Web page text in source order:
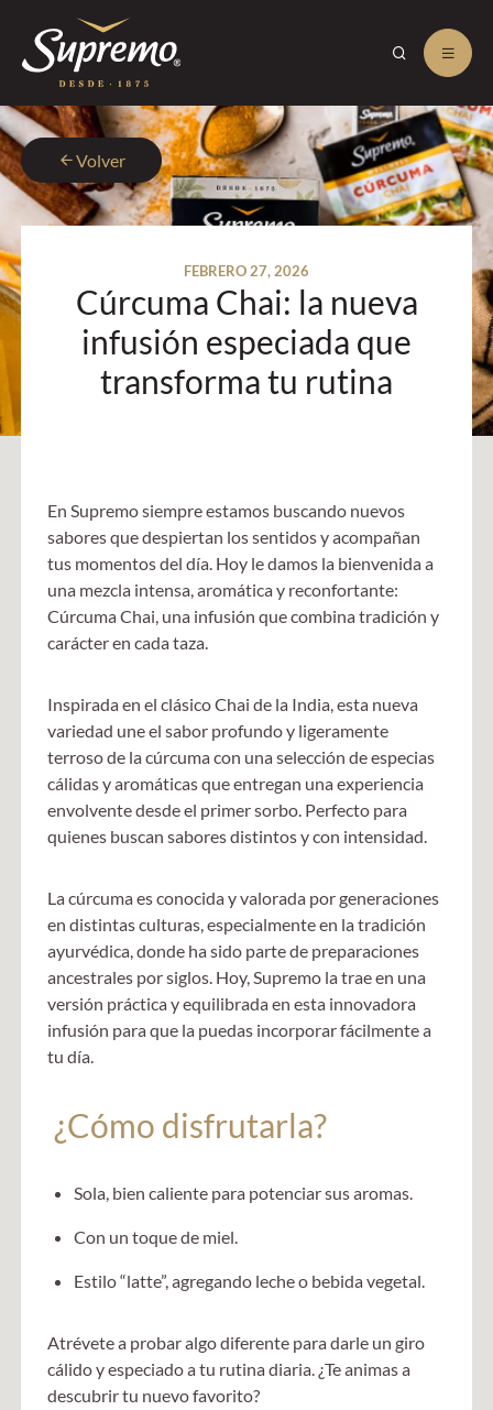
Volver
FEBRERO 27, 2026
Cúrcuma Chai: la nueva
infusión especiada que
transforma tu rutina
En Supremo siempre estamos buscando nuevos
sabores que despiertan los sentidos y acompañan
tus momentos del día. Hoy le damos la bienvenida a
una mezcla intensa, aromática y reconfortante:
Cúrcuma Chai, una infusión que combina tradición y
carácter en cada taza.
Inspirada en el clásico Chai de la India, esta nueva
variedad une el sabor profundo y ligeramente
terroso de la cúrcuma con una selección de especias
cálidas y aromáticas que entregan una experiencia
envolvente desde el primer sorbo. Perfecto para
quienes buscan sabores distintos y con intensidad.
La cúrcuma es conocida y valorada por generaciones
en distintas culturas, especialmente en la tradición
ayurvédica, donde ha sido parte de preparaciones
ancestrales por siglos. Hoy, Supremo la trae en una
versión práctica y equilibrada en esta innovadora
infusión para que la puedas incorporar fácilmente a
tu día.
¿Cómo disfrutarla?
Sola, bien caliente para potenciar sus aromas.
Con un toque de miel.
Estilo “latte”, agregando leche o bebida vegetal.
Atrévete a probar algo diferente para darle un giro
cálido y especiado a tu rutina diaria. ¿Te animas a
descubrir tu nuevo favorito?